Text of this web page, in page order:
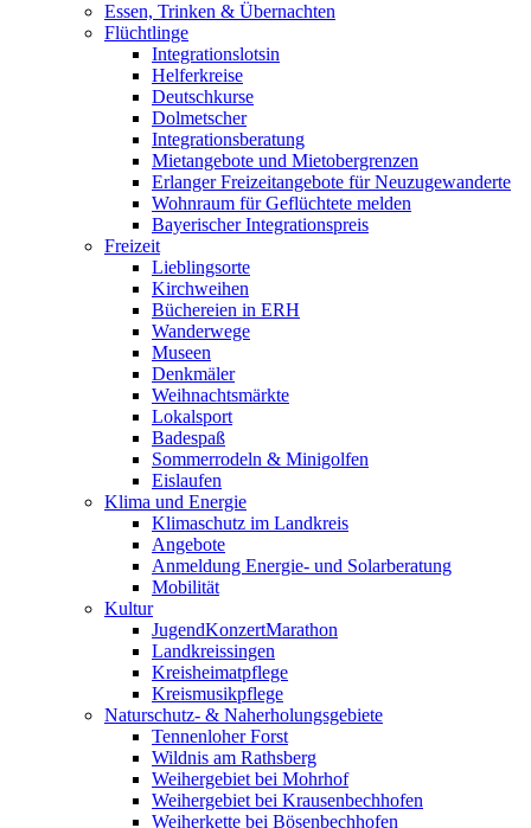
Essen, Trinken & Übernachten
Flüchtlinge
Integrationslotsin
Helferkreise
Deutschkurse
Dolmetscher
Integrationsberatung
Mietangebote und Mietobergrenzen
Erlanger Freizeitangebote für Neuzugewanderte
Wohnraum für Geflüchtete melden
Bayerischer Integrationspreis
Freizeit
Lieblingsorte
Kirchweihen
Büchereien in ERH
Wanderwege
Museen
Denkmäler
Weihnachtsmärkte
Lokalsport
Badespaß
Sommerrodeln & Minigolfen
Eislaufen
Klima und Energie
Klimaschutz im Landkreis
Angebote
Anmeldung Energie- und Solarberatung
Mobilität
Kultur
JugendKonzertMarathon
Landkreissingen
Kreisheimatpflege
Kreismusikpflege
Naturschutz- & Naherholungsgebiete
Tennenloher Forst
Wildnis am Rathsberg
Weihergebiet bei Mohrhof
Weihergebiet bei Krausenbechhofen
Weiherkette bei Bösenbechhofen